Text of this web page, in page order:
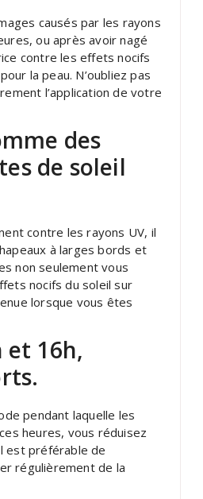
causés par les rayons
ou après avoir nagé
contre les effets nocifs
la peau. N’oubliez pas
l’application de votre
des
de soleil
contre les rayons UV, il
à larges bords et
non seulement vous
nocifs du soleil sur
lorsque vous êtes
et 16h,
pendant laquelle les
heures, vous réduisez
est préférable de
régulièrement de la